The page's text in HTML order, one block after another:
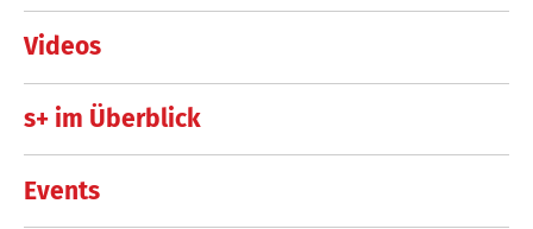
Videos
s+ im Überblick
Events